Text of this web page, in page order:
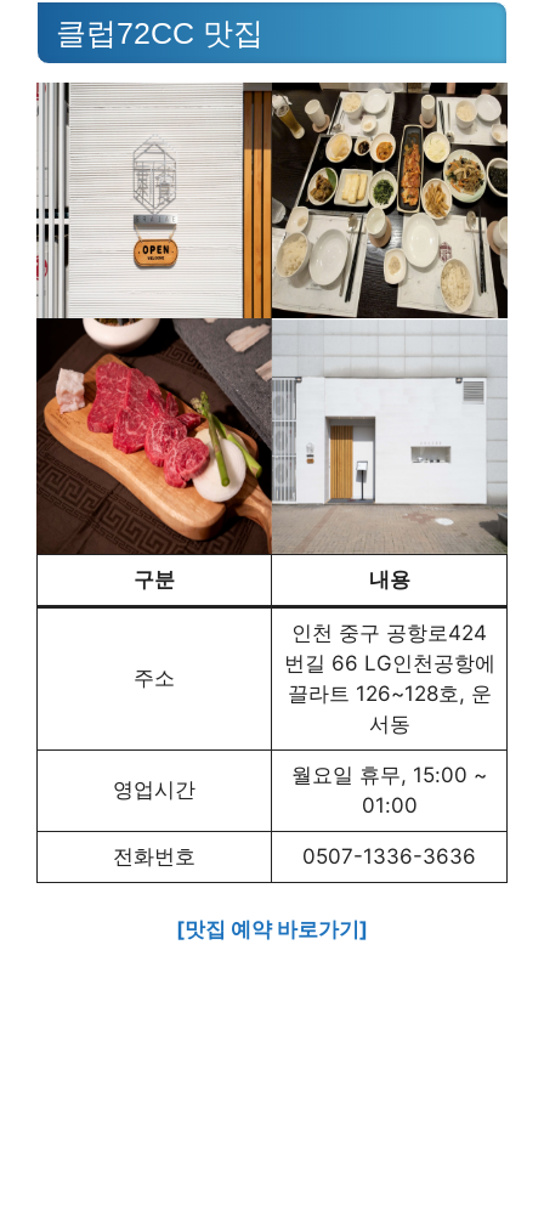
클럽72CC 맛집
구분 내용
주소
인천 중구 공항로424
번길 66 LG인천공항에
끌라트 126~128호, 운
서동
영업시간
월요일 휴무, 15:00 ~
01:00
전화번호 0507-1336-3636
[맛집 예약 바로가기]